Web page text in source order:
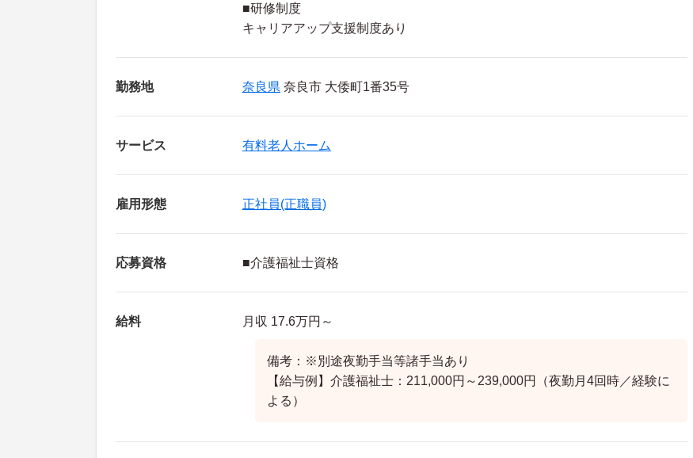
■研修制度
キャリアアップ支援制度あり
勤務地 奈良県 奈良市 大倭町1番35号
サービス 有料老人ホーム
雇用形態 正社員(正職員)
応募資格 ■介護福祉士資格
給料 月収 17.6万円～
備考：※別途夜勤手当等諸手当あり
【給与例】介護福祉士：211,000円～239,000円（夜勤月4回時／経験に
よる）